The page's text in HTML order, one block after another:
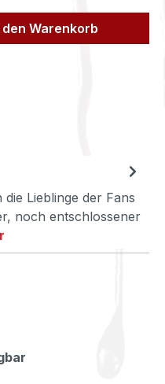
den
den Warenkorb
Lieblinge der Fans
noch entschlossener